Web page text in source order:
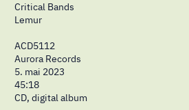
Critical Bands
Lemur
ACD5112
Aurora Records
5. mai 2023
45:18
CD, digital album